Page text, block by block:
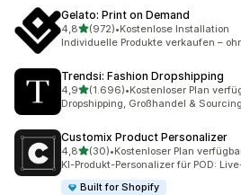
Gelato: Print on Demand
4,8von 5 Sternen
(972)
972 Rezensionen insgesamt
•Kostenlose Installation
Individuelle Produkte verkaufen –
Trendsi: Fashion Dropshipping
4,9von 5 Sternen
(1.696)
1696 Rezensionen insgesamt
•Kostenloser Plan
Dropshipping, Großhandel &
Customix Product Personalizer
4,8von 5 Sternen
(30)
30 Rezensionen insgesamt
•Kostenloser Plan
KI-Produkt-Personalizer für POD:
Built for Shopify